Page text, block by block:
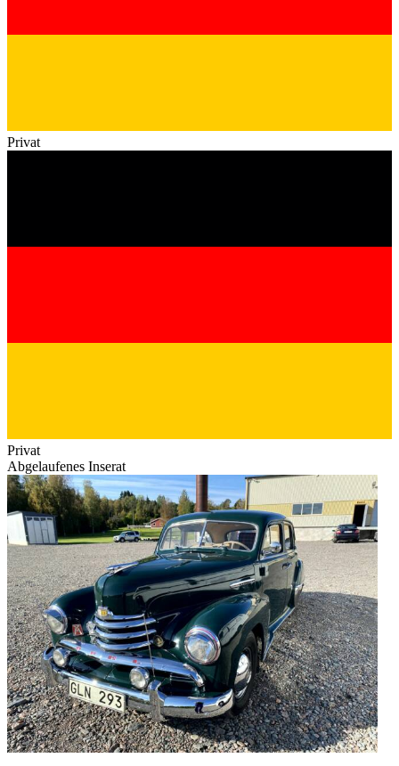
Privat
Privat
Abgelaufenes Inserat